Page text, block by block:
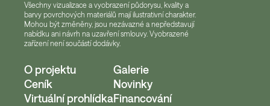
Všechny vizualizace a vyobrazení půdorysu, kvality a
barvy povrchových materiálů mají ilustrativní charakter.
Mohou být změněny, jsou nezávazné a nepředstavují
nabídku ani návrh na uzavření smlouvy. Vyobrazené
zařízení není součástí dodávky.
O projektu
Ceník
Virtuální prohlídka
Galerie
Novinky
Financování